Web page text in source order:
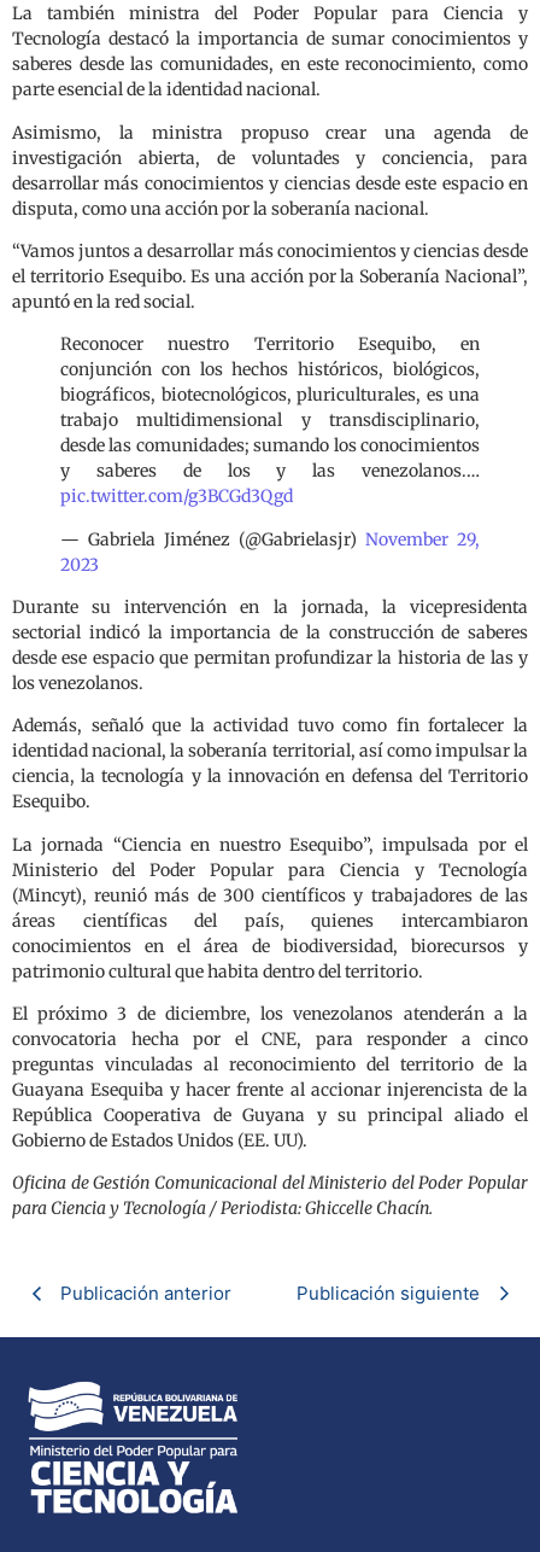
La también ministra del Poder Popular para Ciencia y
Tecnología destacó la importancia de sumar conocimientos y
saberes desde las comunidades, en este reconocimiento, como
parte esencial de la identidad nacional.
Asimismo, la ministra propuso crear una agenda de
investigación abierta, de voluntades y conciencia, para
desarrollar más conocimientos y ciencias desde este espacio en
disputa, como una acción por la soberanía nacional.
“Vamos juntos a desarrollar más conocimientos y ciencias desde
el territorio Esequibo. Es una acción por la Soberanía Nacional”,
apuntó en la red social.
Reconocer nuestro Territorio Esequibo, en
conjunción con los hechos históricos, biológicos,
biográficos, biotecnológicos, pluriculturales, es una
trabajo multidimensional y transdisciplinario,
desde las comunidades; sumando los conocimientos
y saberes de los y las venezolanos.…
pic.twitter.com/g3BCGd3Qgd
— Gabriela Jiménez (@Gabrielasjr) November 29,
2023
Durante su intervención en la jornada, la vicepresidenta
sectorial indicó la importancia de la construcción de saberes
desde ese espacio que permitan profundizar la historia de las y
los venezolanos.
Además, señaló que la actividad tuvo como fin fortalecer la
identidad nacional, la soberanía territorial, así como impulsar la
ciencia, la tecnología y la innovación en defensa del Territorio
Esequibo.
La jornada “Ciencia en nuestro Esequibo”, impulsada por el
Ministerio del Poder Popular para Ciencia y Tecnología
(Mincyt), reunió más de 300 científicos y trabajadores de las
áreas científicas del país, quienes intercambiaron
conocimientos en el área de biodiversidad, biorecursos y
patrimonio cultural que habita dentro del territorio.
El próximo 3 de diciembre, los venezolanos atenderán a la
convocatoria hecha por el CNE, para responder a cinco
preguntas vinculadas al reconocimiento del territorio de la
Guayana Esequiba y hacer frente al accionar injerencista de la
República Cooperativa de Guyana y su principal aliado el
Gobierno de Estados Unidos (EE. UU).
Oficina de Gestión Comunicacional del Ministerio del Poder Popular
para Ciencia y Tecnología / Periodista: Ghiccelle Chacín.
Publicación anterior Publicación siguiente